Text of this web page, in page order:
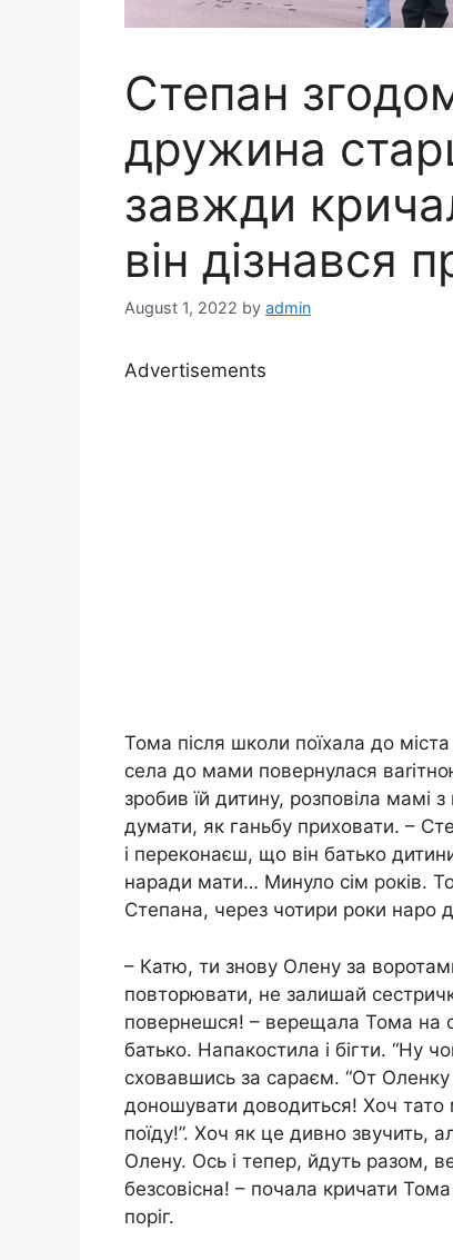
Степан
дружина
завжди
він дізнався
August 1, 2022 by admin
Advertisements
Тома після школи поїхала до
села до мами повернулася
зробив їй дитину, розповіла мамі
думати, як ганьбу приховати. –
і переконаєш, що він батько
наради мати… Минуло сім років.
Степана, через чотири роки наро
– Катю, ти знову Олену за
повторювати, не залишай
повернешся! – верещала Тома на
батько. Напакостила і бігти. “Ну
сховавшись за сараєм. “От
доношувати доводиться! Хоч
поїду!”. Хоч як це дивно звучить,
Олену. Ось і тепер, йдуть разом,
безсовісна! – почала кричати
поріг.